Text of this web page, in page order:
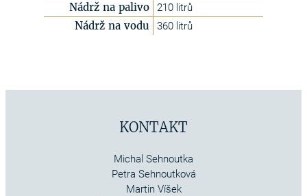
Nádrž na palivo 210 litrů
Nádrž na vodu 360 litrů
KONTAKT
Michal Sehnoutka
Petra Sehnoutková
Martin Víšek